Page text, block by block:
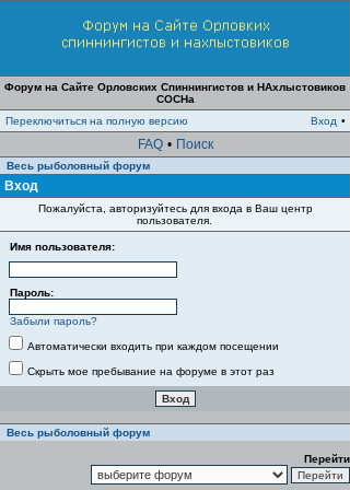
Форум на Сайте Орловских Спиннингистов и НАхлыстовиков
СОСНа
Переключиться на полную версию
Вход •
FAQ • Поиск
Весь рыболовный форум
Вход
Пожалуйста, авторизуйтесь для входа в Ваш центр
пользователя.
Имя пользователя:
Пароль:
Забыли пароль?
Автоматически входить при каждом посещении
Скрыть мое пребывание на форуме в этот раз
Весь рыболовный форум
Перейти